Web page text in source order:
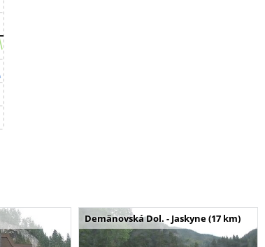
Demänovská Dol. - Jaskyne (17 km)